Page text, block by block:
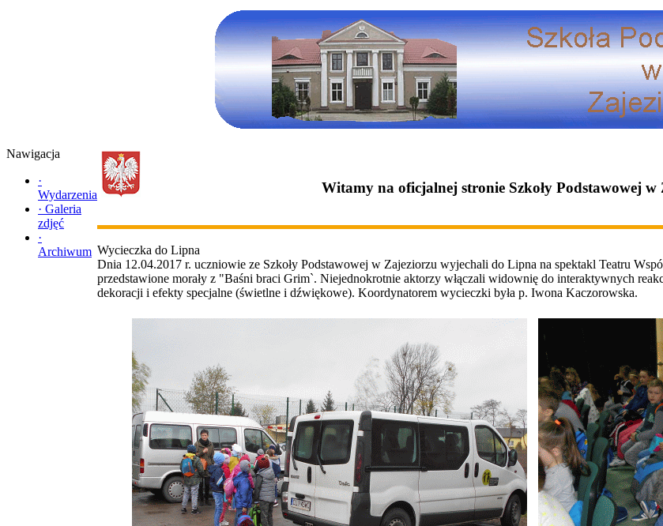
Nawigacja
·
Wydarzenia
· Galeria
zdjęć
·
Archiwum
Witamy na oficjalnej stronie Szkoły Podstawowej w
Wycieczka do Lipna
Dnia 12.04.2017 r. uczniowie ze Szkoły Podstawowej w Zajeziorzu wyjechali do Lipna na spektakl Teatru
przedstawione morały z "Baśni braci Grim`. Niejednokrotnie aktorzy włączali widownię do interaktywnych
dekoracji i efekty specjalne (świetlne i dźwiękowe). Koordynatorem wycieczki była p. Iwona Kaczorowska.